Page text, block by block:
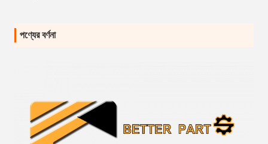
পণ্যের বর্ণনা